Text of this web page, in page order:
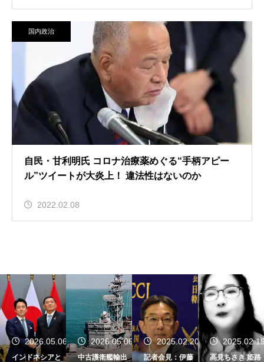
国内政治
自民・甘利明氏 コロナ治療薬めぐる“手柄アピー
ル”ツイートが大炎上！ 違法性はないのか
2022.02.08
2026.05.06
インドネシアと
2026.05.06
中古護衛艦輸出
2025.02.20
記者会見：伊藤
高見ちさき 姫路